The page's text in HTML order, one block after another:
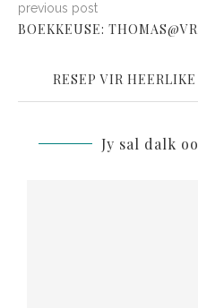
previous post
BOEKKEUSE:
RESEP VIR
Jy sal dalk